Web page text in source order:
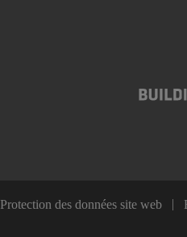
Protection des données site web